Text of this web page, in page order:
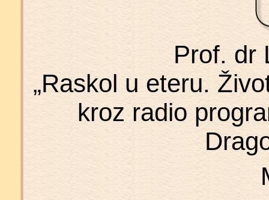
Prof. dr
„Raskol u eteru.
kroz radio